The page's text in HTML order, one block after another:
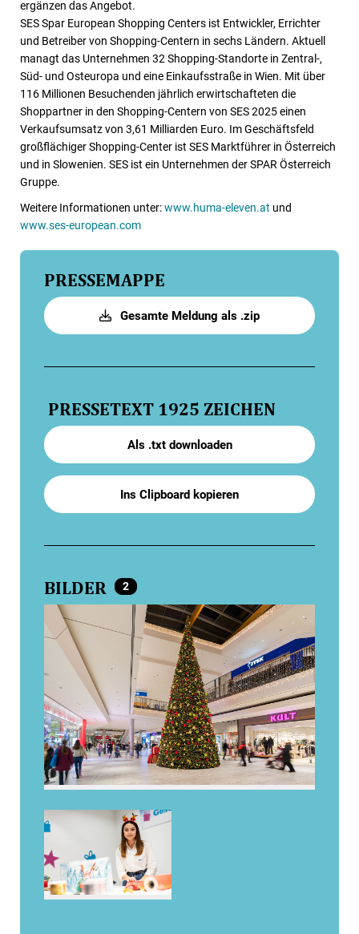
ergänzen das Angebot.
SES Spar European Shopping Centers ist Entwickler, Errichter
und Betreiber von Shopping-Centern in sechs Ländern. Aktuell
managt das Unternehmen 32 Shopping-Standorte in Zentral-,
Süd- und Osteuropa und eine Einkaufsstraße in Wien. Mit über
116 Millionen Besuchenden jährlich erwirtschafteten die
Shoppartner in den Shopping-Centern von SES 2025 einen
Verkaufsumsatz von 3,61 Milliarden Euro. Im Geschäftsfeld
großflächiger Shopping-Center ist SES Marktführer in Österreich
und in Slowenien. SES ist ein Unternehmen der SPAR Österreich
Gruppe.
Weitere Informationen unter:www.huma-eleven.at und
www.ses-european.com
PRESSEMAPPE
Gesamte Meldung als .zip
PRESSETEXT 1925 ZEICHEN
Als .txt downloaden
Ins Clipboard kopieren
BILDER 2